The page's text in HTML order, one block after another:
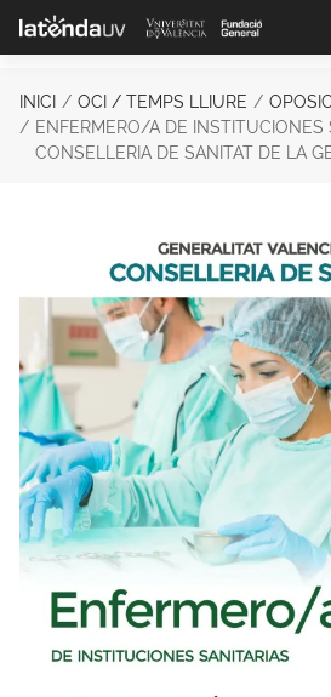
Saltar al contenido principal
INICI OCI / TEMPS LLIURE
ENFERMERO/A DE INSTITUCIONES
CONSELLERIA DE SANITAT DE LA